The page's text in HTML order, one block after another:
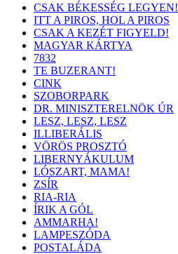
CSAK BÉKESSÉG LEGYEN!
ITT A PIROS, HOL A PIROS
CSAK A KEZÉT FIGYELD!
MAGYAR KÁRTYA
7832
TE BUZERANT!
CINK
SZOBORPARK
DR. MINISZTERELNÖK ÚR
LESZ, LESZ, LESZ
ILLIBERÁLIS
VÖRÖS PROSZTÓ
LIBERNYÁKULUM
LÓSZART, MAMA!
ZSÍR
RIA-RIA
ÍRIK A GÓL
AMMARHA!
LAMPESZÓDA
POSTALÁDA